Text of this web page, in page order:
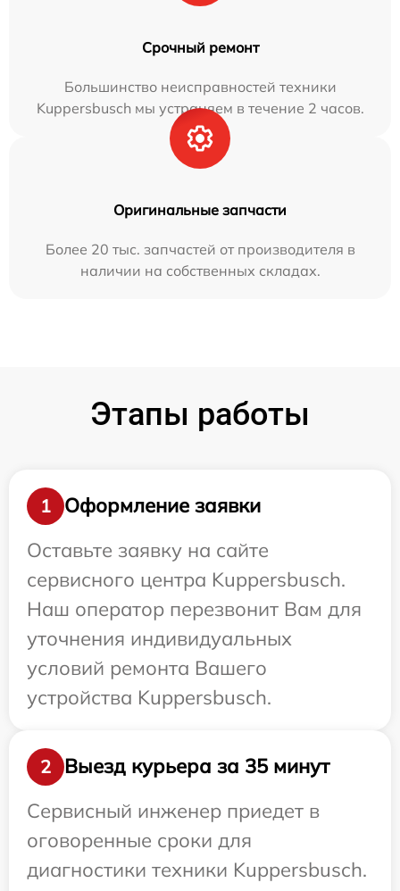
Срочный ремонт
Большинство неисправностей техники
Kuppersbusch мы устраняем в течение 2 часов.
Оригинальные запчасти
Более 20 тыс. запчастей от производителя в
наличии на собственных складах.
Этапы работы
1
Оформление заявки
Оставьте заявку на сайте
сервисного центра Kuppersbusch.
Наш оператор перезвонит Вам для
уточнения индивидуальных
условий ремонта Вашего
устройства Kuppersbusch.
2
Выезд курьера за 35 минут
Сервисный инженер приедет в
оговоренные сроки для
диагностики техники Kuppersbusch.